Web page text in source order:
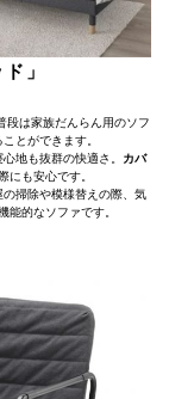
」
段は家族だんらん用のソフ
とができます。
地も抜群の快適さ。 カバ
にも安心です。
掃除や模様替えの際、気
能的なソファです。